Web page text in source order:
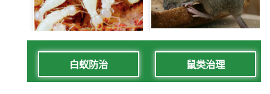
白蚁防治 鼠类治理